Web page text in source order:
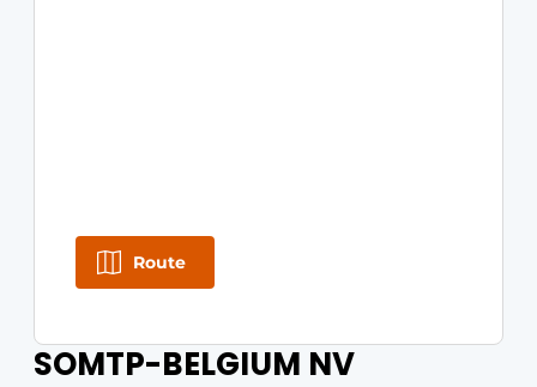
SOMTP-BELGIUM NV
Route